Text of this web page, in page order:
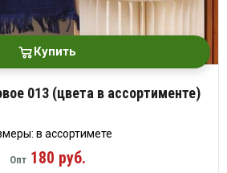
Купить
013 (цвета в ассортименте)
в ассортимете
Опт180 руб.